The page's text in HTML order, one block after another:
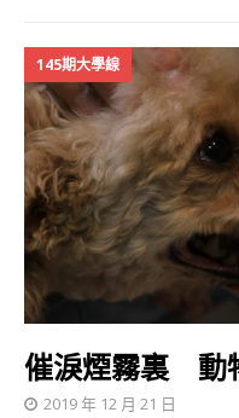
145期大學線
催淚煙霧裏 動
2019 年 12 月 21 日